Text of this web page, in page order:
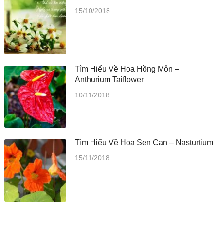
15/10/2018
Tìm Hiểu Về Hoa Hồng Môn –
Anthurium Taiflower
10/11/2018
Tìm Hiểu Về Hoa Sen Cạn – Nasturtium
15/11/2018